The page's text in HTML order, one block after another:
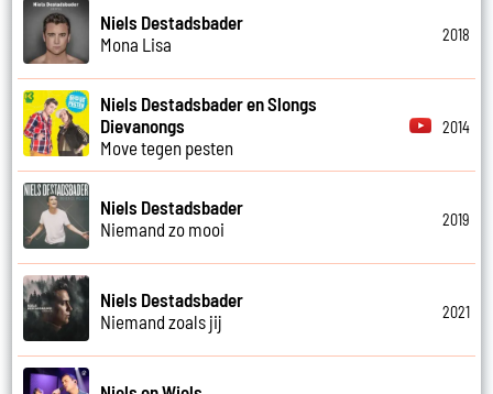
Niels Destadsbader
Mona Lisa
2018
Niels Destadsbader en Slongs
Dievanongs
Move tegen pesten
2014
Niels Destadsbader
Niemand zo mooi
2019
Niels Destadsbader
Niemand zoals jij
2021